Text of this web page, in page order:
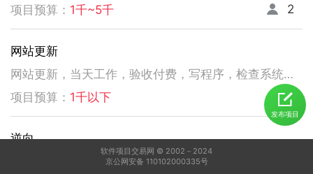
项目预算： 1千~5千 2
网站更新
网站更新，当天工作，验收付费，写程序，检查系统，更新资料库，按发现问题及时处理，写新的广州话A l软件
项目预算： 1千以下 5
逆向
发布项目
软件项目交易网 © 2002－2024
京公网安备 110102000335号